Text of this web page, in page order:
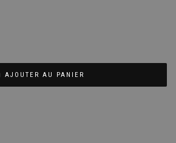
AJOUTER AU PANIER